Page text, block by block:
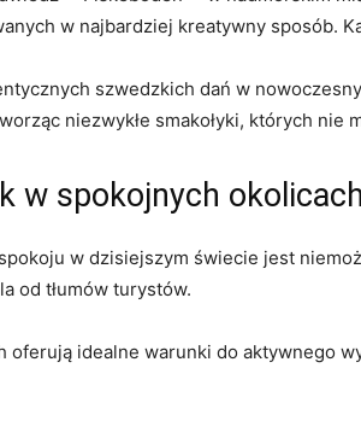
w najbardziej kreatywny sposób.
szwedzkich dań w
niezwykłe smakołyki, których nie
w spokojnych okolicach
w dzisiejszym świecie jest
od tłumów turystów.
oferują idealne warunki do aktywnego